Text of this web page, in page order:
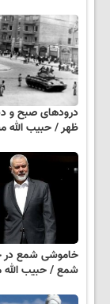
درودهای صبح و
ظهر / حبیب الله
خاموشی شمع
شمع / حبیب